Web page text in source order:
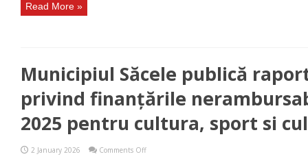
Read More »
Municipiul Săcele publică
privind finanțările
2025 pentru cultura, sport si
2 January 2026 Comments Offon